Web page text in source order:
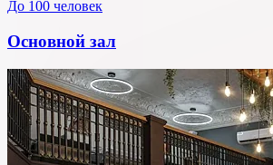
До 100 человек
Основной зал